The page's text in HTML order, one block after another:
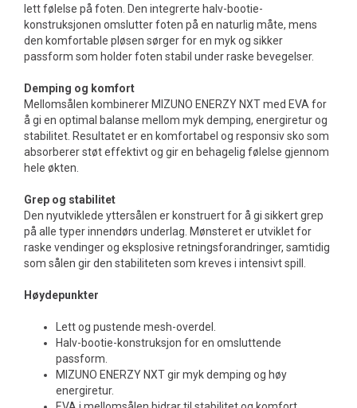
lett følelse på foten. Den integrerte halv-bootie-
konstruksjonen omslutter foten på en naturlig måte, mens
den komfortable pløsen sørger for en myk og sikker
passform som holder foten stabil under raske bevegelser.
Demping og komfort
Mellomsålen kombinerer MIZUNO ENERZY NXT med EVA for
å gi en optimal balanse mellom myk demping, energiretur og
stabilitet. Resultatet er en komfortabel og responsiv sko som
absorberer støt effektivt og gir en behagelig følelse gjennom
hele økten.
Grep og stabilitet
Den nyutviklede yttersålen er konstruert for å gi sikkert grep
på alle typer innendørs underlag. Mønsteret er utviklet for
raske vendinger og eksplosive retningsforandringer, samtidig
som sålen gir den stabiliteten som kreves i intensivt spill.
Høydepunkter
Lett og pustende mesh-overdel.
Halv-bootie-konstruksjon for en omsluttende
passform.
MIZUNO ENERZY NXT gir myk demping og høy
energiretur.